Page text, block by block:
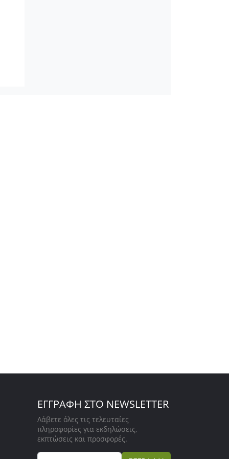
ΕΓΓΡΑΦΗ ΣΤΟ NEWSLETTER
Λάβετε όλες τις τελευταίες
πληροφορίες για εκδηλώσεις,
εκπτώσεις και προσφορές.